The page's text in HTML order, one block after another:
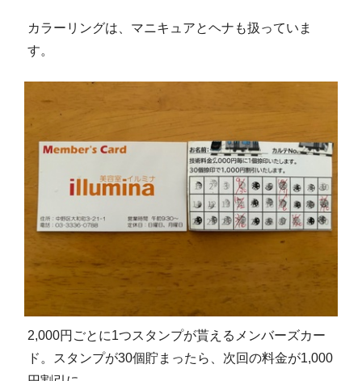
カラーリングは、マニキュアとヘナも扱っていま
す。
2,000円ごとに1つスタンプが貰えるメンバーズカー
ド。スタンプが30個貯まったら、次回の料金が1,000